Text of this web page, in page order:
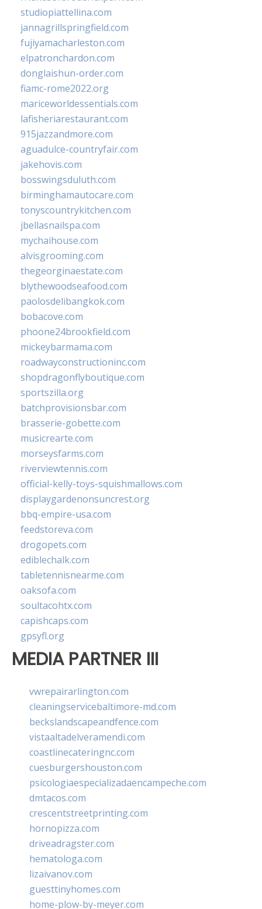
studiopiattellina.com
jannagrillspringfield.com
fujiyamacharleston.com
elpatronchardon.com
donglaishun-order.com
fiamc-rome2022.org
mariceworldessentials.com
lafisheriarestaurant.com
915jazzandmore.com
aguadulce-countryfair.com
jakehovis.com
bosswingsduluth.com
birminghamautocare.com
tonyscountrykitchen.com
jbellasnailspa.com
mychaihouse.com
alvisgrooming.com
thegeorginaestate.com
blythewoodseafood.com
paolosdelibangkok.com
bobacove.com
phoone24brookfield.com
mickeybarmama.com
roadwayconstructioninc.com
shopdragonflyboutique.com
sportszilla.org
batchprovisionsbar.com
brasserie-gobette.com
musicrearte.com
morseysfarms.com
riverviewtennis.com
official-kelly-toys-squishmallows.com
displaygardenonsuncrest.org
bbq-empire-usa.com
feedstoreva.com
drogopets.com
ediblechalk.com
tabletennisnearme.com
oaksofa.com
soultacohtx.com
capishcaps.com
gpsyfl.org
MEDIA PARTNER III
vwrepairarlington.com
cleaningservicebaltimore-md.com
beckslandscapeandfence.com
vistaaltadelveramendi.com
coastlinecateringnc.com
cuesburgershouston.com
psicologiaespecializadaencampeche.com
dmtacos.com
crescentstreetprinting.com
hornopizza.com
driveadragster.com
hematologa.com
lizaivanov.com
guesttinyhomes.com
home-plow-by-meyer.com